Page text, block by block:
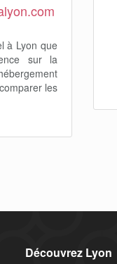
à Lyon que
sur la
les
Découvrez Lyon